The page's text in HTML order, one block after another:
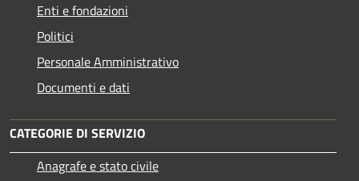
Enti e fondazioni
Politici
Personale Amministrativo
Documenti e dati
CATEGORIE DI SERVIZIO
Anagrafe e stato civile